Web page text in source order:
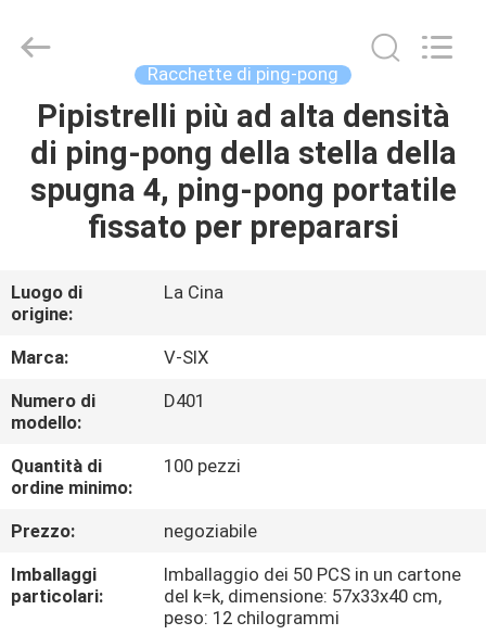
CASA.
PRODOTTI
DI
NOI
VISITA
ALLA
FABBRICA
CONTROLLO
DELLA
QUALITÀ
Dunya
Sports
Reserved.
Racchette di ping-pong
Pipistrelli più ad alta densità
di ping-pong della stella della
spugna 4, ping-pong portatile
fissato per prepararsi
Luogo di
origine:
La Cina
Marca:
V-SIX
Numero di
modello:
D401
Quantità di
ordine minimo:
100 pezzi
Prezzo:
negoziabile
Imballaggi
particolari:
Imballaggio dei 50 PCS in un cartone
del k=k, dimensione: 57x33x40 cm,
peso: 12 chilogrammi